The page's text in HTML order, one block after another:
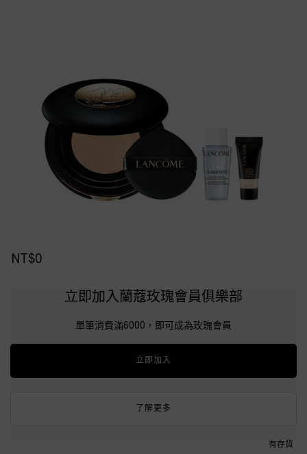
NT$0
立即加入蘭蔻玫瑰會員俱樂部
單筆消費滿6000，即可成為玫瑰會員
立即加入
了解更多
有存貨